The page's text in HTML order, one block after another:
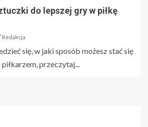
do lepszej gry w piłkę
Redakcja
się, w jaki sposób możesz stać się
przeczytaj...